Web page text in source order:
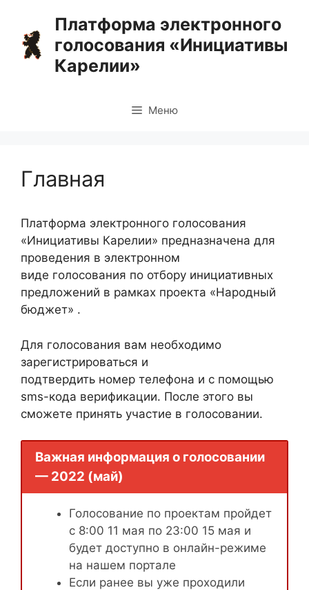
содержимому
Платформа электронного
голосования «Инициативы
Карелии»
Меню
Главная
Платформа электронного голосования
«Инициативы Карелии» предназначена для
проведения в электронном
виде голосования по отбору инициативных
предложений в рамках проекта «Народный
бюджет» .
Для голосования вам необходимо
зарегистрироваться и
подтвердить номер телефона и с помощью
sms-кода верификации. После этого вы
сможете принять участие в голосовании.
Важная информация о голосовании
— 2022 (май)
Голосование по проектам пройдет
с 8:00 11 мая по 23:00 15 мая и
будет доступно в онлайн-режиме
на нашем портале
Если ранее вы уже проходили